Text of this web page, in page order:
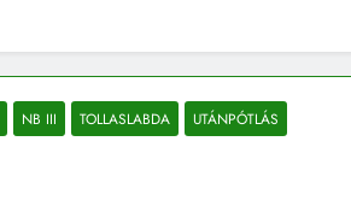
NB III TOLLASLABDA UTÁNPÓTLÁS